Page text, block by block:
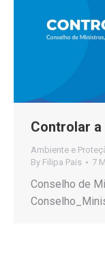
Controlar a
Ambiente e
By Filipa Pais 7
Conselho de